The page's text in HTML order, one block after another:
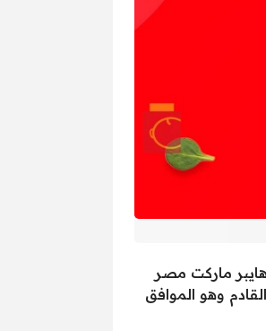
ماركت مصر
2025 ومستمرة حتى يوم الثلاثاء القادم وهو الموافق